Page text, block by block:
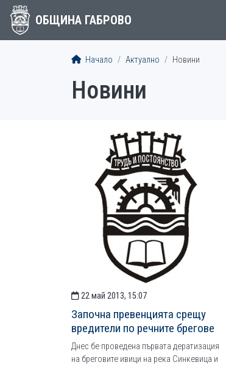
ОБЩИНА ГАБРОВО
Начало Актуално Новини
Новини
СТАТИИ
22 май 2013, 15:07
Започна превенцията срещу
вредители по речните брегове
Днес бе проведена първата дератизация
на бреговите ивици на река Синкевица и